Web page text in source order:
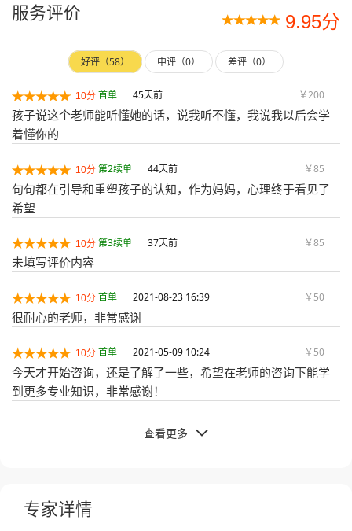
服务评价 9.95分
好评（58） 中评（0） 差评（0）
10分 首单 45天前 ￥200
孩子说这个老师能听懂她的话，说我听不懂，我说我以后会学
着懂你的
10分 第2续单 44天前 ￥85
句句都在引导和重塑孩子的认知，作为妈妈，心理终于看见了
希望
10分 第3续单 37天前 ￥85
未填写评价内容
10分 首单 2021-08-23 16:39 ￥50
很耐心的老师，非常感谢
10分 首单 2021-05-09 10:24 ￥50
今天才开始咨询，还是了解了一些，希望在老师的咨询下能学
到更多专业知识，非常感谢！
查看更多 
专家详情